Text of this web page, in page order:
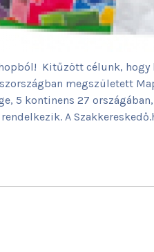
Kitűzött célunk,
megszületett
5 kontinens 27
A